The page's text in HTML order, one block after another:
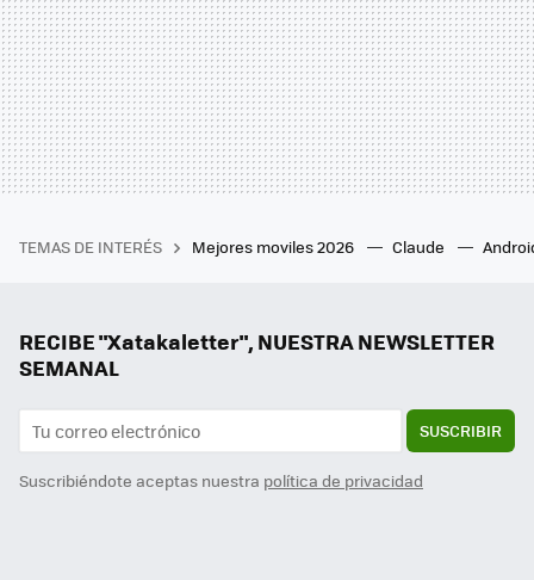
TEMAS DE INTERÉS Mejores moviles 2026 Claude
RECIBE "Xatakaletter", NUESTRA NEWSLETTER
SEMANAL
SUSCRIBIR
Suscribiéndote aceptas nuestra política de privacidad